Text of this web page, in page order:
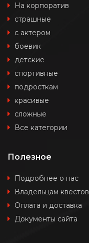
На корпоратив
страшные
с актером
боевик
детские
спортивные
подросткам
красивые
сложные
Все категории
Полезное
Подробнее о нас
Владельцам квестов
Оплата и доставка
Документы сайта